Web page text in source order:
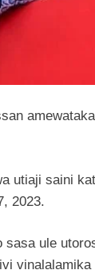
utiaji saini
2023.
sasa ule